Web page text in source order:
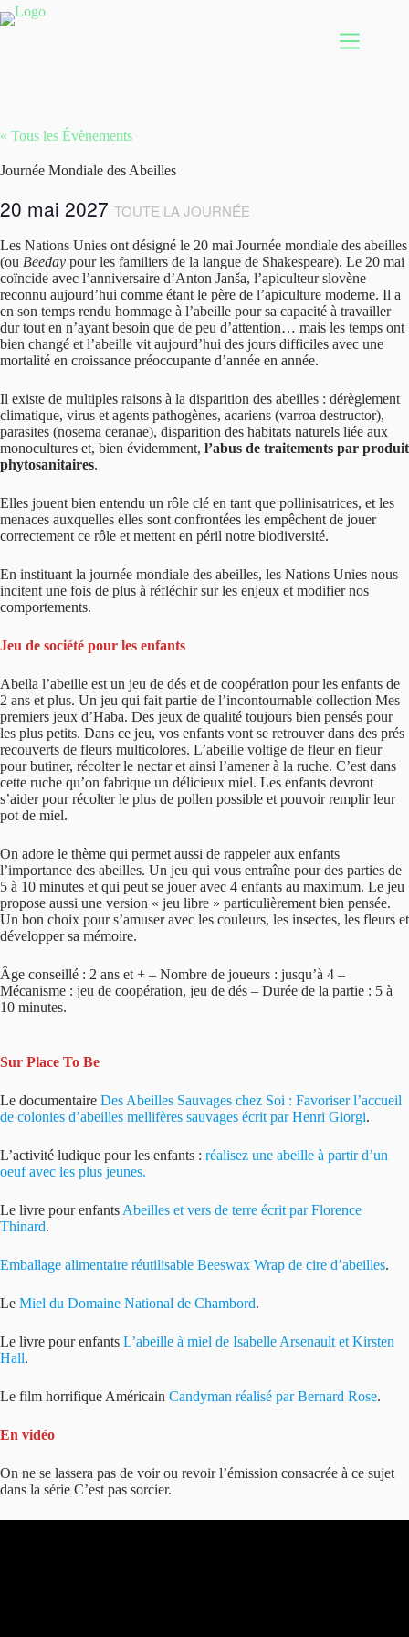
Passer
au
« Tous les Évènements
Journée Mondiale des Abeilles
20 mai 2027 TOUTE LA JOURNÉE
Les Nations Unies ont désigné le 20 mai Journée mondiale des abeilles
(ou Beeday pour les familiers de la langue de Shakespeare). Le 20 mai
coïncide avec l’anniversaire d’Anton Janša, l’apiculteur slovène
reconnu aujourd’hui comme étant le père de l’apiculture moderne. Il a
en son temps rendu hommage à l’abeille pour sa capacité à travailler
dur tout en n’ayant besoin que de peu d’attention… mais les temps ont
bien changé et l’abeille vit aujourd’hui des jours difficiles avec une
mortalité en croissance préoccupante d’année en année.
Il existe de multiples raisons à la disparition des abeilles : dérèglement
climatique, virus et agents pathogènes, acariens (varroa destructor),
parasites (nosema ceranae), disparition des habitats naturels liée aux
monocultures et, bien évidemment, l’abus de traitements par produit
phytosanitaires.
Elles jouent bien entendu un rôle clé en tant que pollinisatrices, et les
menaces auxquelles elles sont confrontées les empêchent de jouer
correctement ce rôle et mettent en péril notre biodiversité.
En instituant la journée mondiale des abeilles, les Nations Unies nous
incitent une fois de plus à réfléchir sur les enjeux et modifier nos
comportements.
Jeu de société pour les enfants
Abella l’abeille est un jeu de dés et de coopération pour les enfants de
2 ans et plus. Un jeu qui fait partie de l’incontournable collection Mes
premiers jeux d’Haba. Des jeux de qualité toujours bien pensés pour
les plus petits. Dans ce jeu, vos enfants vont se retrouver dans des prés
recouverts de fleurs multicolores. L’abeille voltige de fleur en fleur
pour butiner, récolter le nectar et ainsi l’amener à la ruche. C’est dans
cette ruche qu’on fabrique un délicieux miel. Les enfants devront
s’aider pour récolter le plus de pollen possible et pouvoir remplir leur
pot de miel.
On adore le thème qui permet aussi de rappeler aux enfants
l’importance des abeilles. Un jeu qui vous entraîne pour des parties de
5 à 10 minutes et qui peut se jouer avec 4 enfants au maximum. Le jeu
propose aussi une version « jeu libre » particulièrement bien pensée.
Un bon choix pour s’amuser avec les couleurs, les insectes, les fleurs et
développer sa mémoire.
Âge conseillé : 2 ans et + – Nombre de joueurs : jusqu’à 4 –
Mécanisme : jeu de coopération, jeu de dés – Durée de la partie : 5 à
10 minutes.
Sur Place To Be
Le documentaire Des Abeilles Sauvages chez Soi : Favoriser l’accueil
de colonies d’abeilles mellifères sauvages écrit par Henri Giorgi.
L’activité ludique pour les enfants : réalisez une abeille à partir d’un
oeuf avec les plus jeunes.
Le livre pour enfants Abeilles et vers de terre écrit par Florence
Thinard.
Emballage alimentaire réutilisable Beeswax Wrap de cire d’abeilles.
Le Miel du Domaine National de Chambord.
Le livre pour enfants L’abeille à miel de Isabelle Arsenault et Kirsten
Hall.
Le film horrifique Américain Candyman réalisé par Bernard Rose.
En vidéo
On ne se lassera pas de voir ou revoir l’émission consacrée à ce sujet
dans la série C’est pas sorcier.